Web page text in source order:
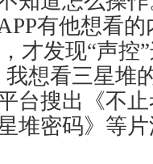
有他想看
才发现“声控
想看三星堆
台搜出《不
堆密码》等